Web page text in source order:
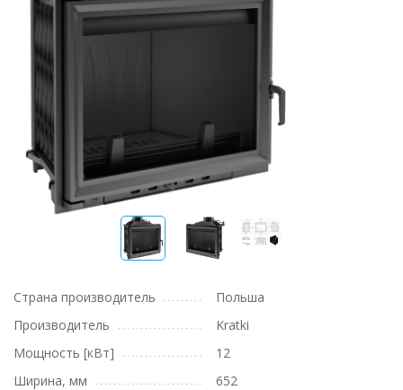
Страна производитель
Польша
Производитель
Kratki
Мощность [кВт]
12
Ширина, мм
652